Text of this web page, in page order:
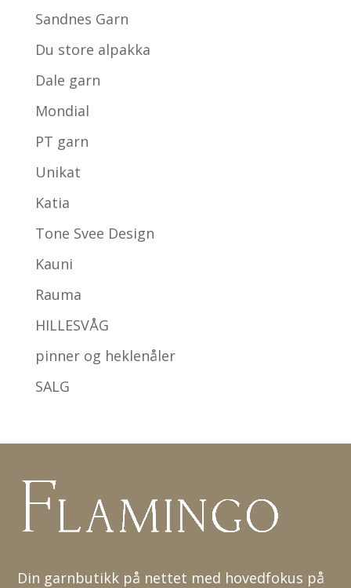
Sandnes Garn
Du store alpakka
Dale garn
Mondial
PT garn
Unikat
Katia
Tone Svee Design
Kauni
Rauma
HILLESVÅG
pinner og heklenåler
SALG
Din garnbutikk på nettet med hovedfokus på